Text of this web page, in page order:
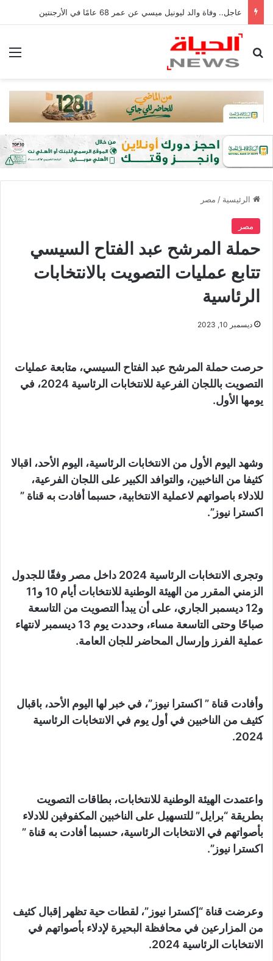
عاجل.. وفاة والد ليونيل ميسي عن عمر 68 عامًا في الأرجنتين
بحث عن
الرئيسية / مصر
مصر
حملة المرشح عبد الفتاح السيسي
تتابع عمليات التصويت بالانتخابات
الرئاسية
ديسمبر 10, 2023
حرصت حملة المرشح عبد الفتاح السيسي، متابعة عمليات
التصويت باللجان الفرعية للانتخابات الرئاسية 2024، في
يومها الأول.
وشهد اليوم الأول من الانتخابات الرئاسية، اليوم الأحد، اقبالا
كثيفا من الناخبين، والتوافد الكبير على اللجان الفرعية،
للادلاء باصواتهم لاعملية الانتخابية، حسبما أفادت به قناة ”
اكسترا نيوز”.
وتجرى الانتخابات الرئاسية 2024 داخل مصر وفقًا للجدول
الزمني المقرر من الهيئة الوطنية للانتخابات أيام 10 و11
و12 ديسمبر الجاري، على أن يبدأ التصويت من التاسعة
صباحًا وحتى التاسعة مساء، وحددت يوم 13 ديسمبر لانتهاء
عملية الفرز وإرسال المحاضر للجان العامة.
وأفادت قناة ” اكسترا نيوز”، في خبر لها اليوم الأحد، باقبال
كثيف من الناخبين في أول يوم في الانتخابات الرئاسية
2024.
واعتمدت الهيئة الوطنية للانتخابات، بطاقات التصويت
بطريقة “برايل” للتسهيل على الناخبين المكفوفين للادلاء
بأصواتهم في الانتخابات الرئاسية، حسبما أفادت به قناة ”
اكسترا نيوز”.
وعرضت قناة “إكسترا نيوز”، لقطات حية تظهر إقبال كثيف
من المزارعين في محافظة البحيرة لإدلاء بأصواتهم في
الانتخابات الرئاسية 2024.